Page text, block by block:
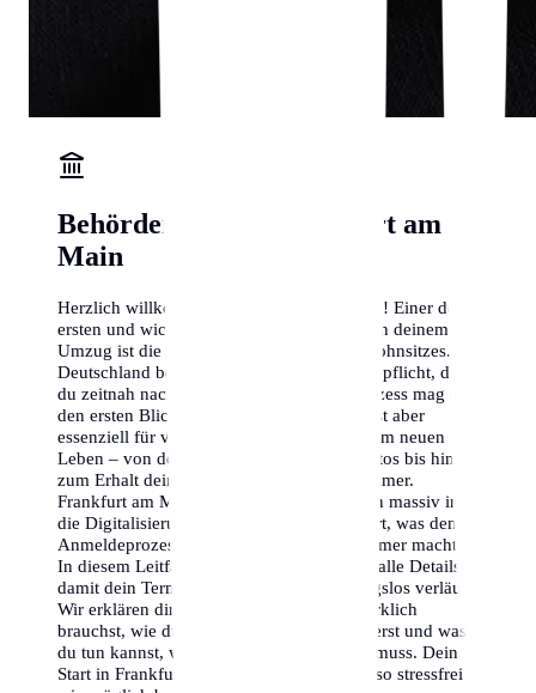
Behörden-Check Frankfurt am
Main
Herzlich willkommen in Frankfurt am Main! Einer der
ersten und wichtigsten Behördengänge nach deinem
Umzug ist die Anmeldung deines neuen Wohnsitzes. In
Deutschland besteht eine gesetzliche Meldepflicht, der
du zeitnah nachkommen musst. Dieser Prozess mag auf
den ersten Blick bürokratisch erscheinen, ist aber
essenziell für viele weitere Schritte in deinem neuen
Leben – von der Eröffnung eines Bankkontos bis hin
zum Erhalt deiner Steueridentifikationsnummer.
Frankfurt am Main hat in den letzten Jahren massiv in
die Digitalisierung der Verwaltung investiert, was den
Anmeldeprozess für dich deutlich angenehmer macht.
In diesem Leitfaden führen wir dich durch alle Details,
damit dein Termin beim Bürgeramt reibungslos verläuft.
Wir erklären dir, welche Dokumente du wirklich
brauchst, wie du die besten Termine ergatterst und was
du tun kannst, wenn es mal schnell gehen muss. Dein
Start in Frankfurt am Main soll schließlich so stressfrei